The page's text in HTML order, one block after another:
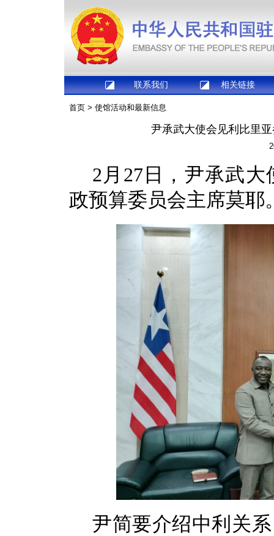
联系我们 相关链接
首页 > 使馆活动和最新信息
尹承武大使会见利比里
2月27日，尹承武
政预算委员会主席莫耶
尹简要介绍中利关